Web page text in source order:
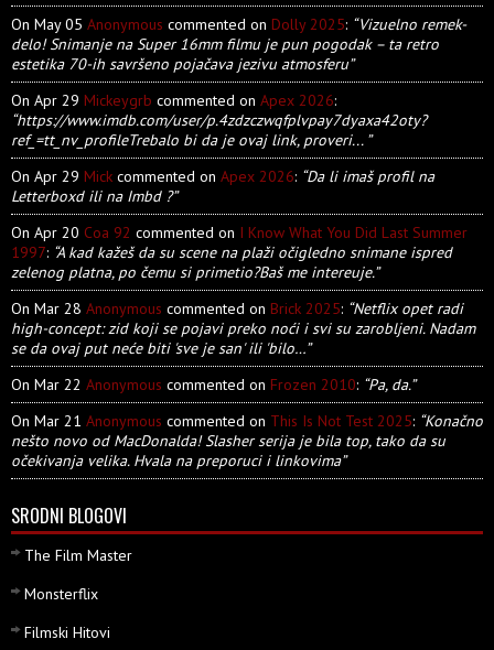
On May 05 Anonymous commented on Dolly 2025: “Vizuelno remek-
delo! Snimanje na Super 16mm filmu je pun pogodak – ta retro
estetika 70-ih savršeno pojačava jezivu atmosferu”
On Apr 29 Mickeygrb commented on Apex 2026:
“https://www.imdb.com/user/p.4zdzczwqfplvpay7dyaxa42oty?
ref_=tt_nv_profileTrebalo bi da je ovaj link, proveri... ”
On Apr 29 Mick commented on Apex 2026: “Da li imaš profil na
Letterboxd ili na Imbd ?”
On Apr 20 Coa 92 commented on I Know What You Did Last Summer
1997: “A kad kažeš da su scene na plaži očigledno snimane ispred
zelenog platna, po čemu si primetio?Baš me intereuje.”
On Mar 28 Anonymous commented on Brick 2025: “Netflix opet radi
high-concept: zid koji se pojavi preko noći i svi su zarobljeni. Nadam
se da ovaj put neće biti 'sve je san' ili 'bilo…”
On Mar 22 Anonymous commented on Frozen 2010: “Pa, da.”
On Mar 21 Anonymous commented on This Is Not Test 2025: “Konačno
nešto novo od MacDonalda! Slasher serija je bila top, tako da su
očekivanja velika. Hvala na preporuci i linkovima”
SRODNI BLOGOVI
The Film Master
Monsterflix
Filmski Hitovi